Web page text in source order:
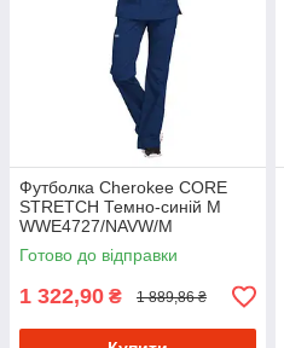
Футболка Cherokee CORE
STRETCH Темно-синій M
WWE4727/NAVW/M
Готово до відправки
1 322,90 ₴ 1 889,86 ₴